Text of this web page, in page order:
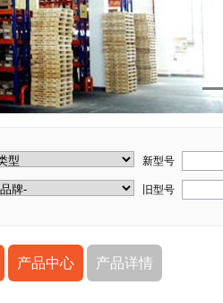
新型号
旧型号
产品中心 产品详情